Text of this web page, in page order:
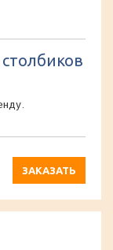
ЗАКАЗАТЬ